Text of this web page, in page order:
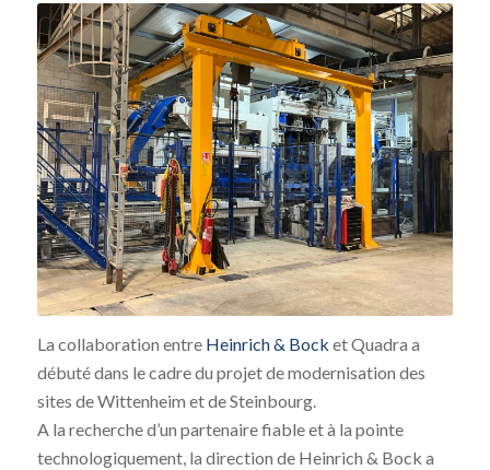
La collaboration entre Heinrich & Bock et Quadra a
débuté dans le cadre du projet de modernisation des
sites de Wittenheim et de Steinbourg.
A la recherche d’un partenaire fiable et à la pointe
technologiquement, la direction de Heinrich & Bock a